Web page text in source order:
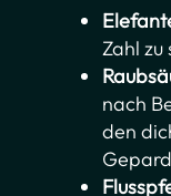
Zahl zu
nach
den